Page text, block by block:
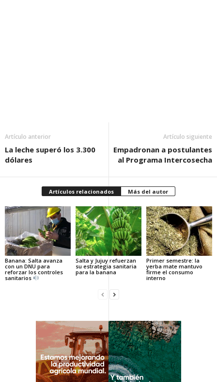
Artículo anterior
La leche superó los 3.300
dólares
Artículo siguiente
Empadronan a postulantes
al Programa Intercosecha
Artículos relacionados Más del autor
Banana: Salta avanza
con un DNU para
reforzar los controles
sanitarios
Salta y Jujuy refuerzan
su estrategia sanitaria
para la banana
Primer semestre: la
yerba mate mantuvo
firme el consumo
interno